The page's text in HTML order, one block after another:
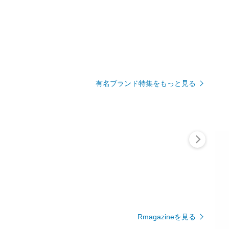
有名ブランド特集をもっと見る
Rmagazineを見る